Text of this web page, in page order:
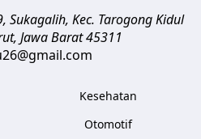
Sukagalih, Kec. Tarogong Kidul
, Jawa Barat45311
Kesehatan
Otomotif